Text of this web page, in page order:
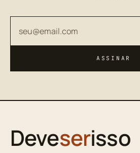
ASSINAR
Deveserisso